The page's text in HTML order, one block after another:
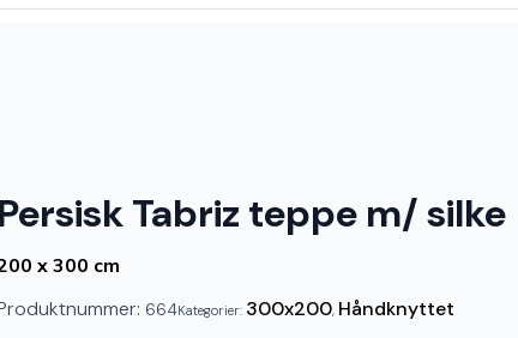
Persisk Tabriz teppe m/ silke
x 300 cm
664Kategorier: 300x200, Håndknyttet